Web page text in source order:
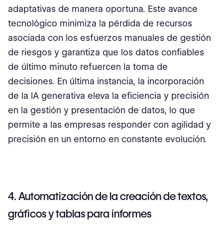
adaptativas de manera oportuna. Este avance
tecnológico minimiza la pérdida de recursos
asociada con los esfuerzos manuales de gestión
de riesgos y garantiza que los datos confiables
de último minuto refuercen la toma de
decisiones. En última instancia, la incorporación
de la IA generativa eleva la eficiencia y precisión
en la gestión y presentación de datos, lo que
permite a las empresas responder con agilidad y
precisión en un entorno en constante evolución.
4. Automatización de la creación de textos,
gráficos y tablas para informes